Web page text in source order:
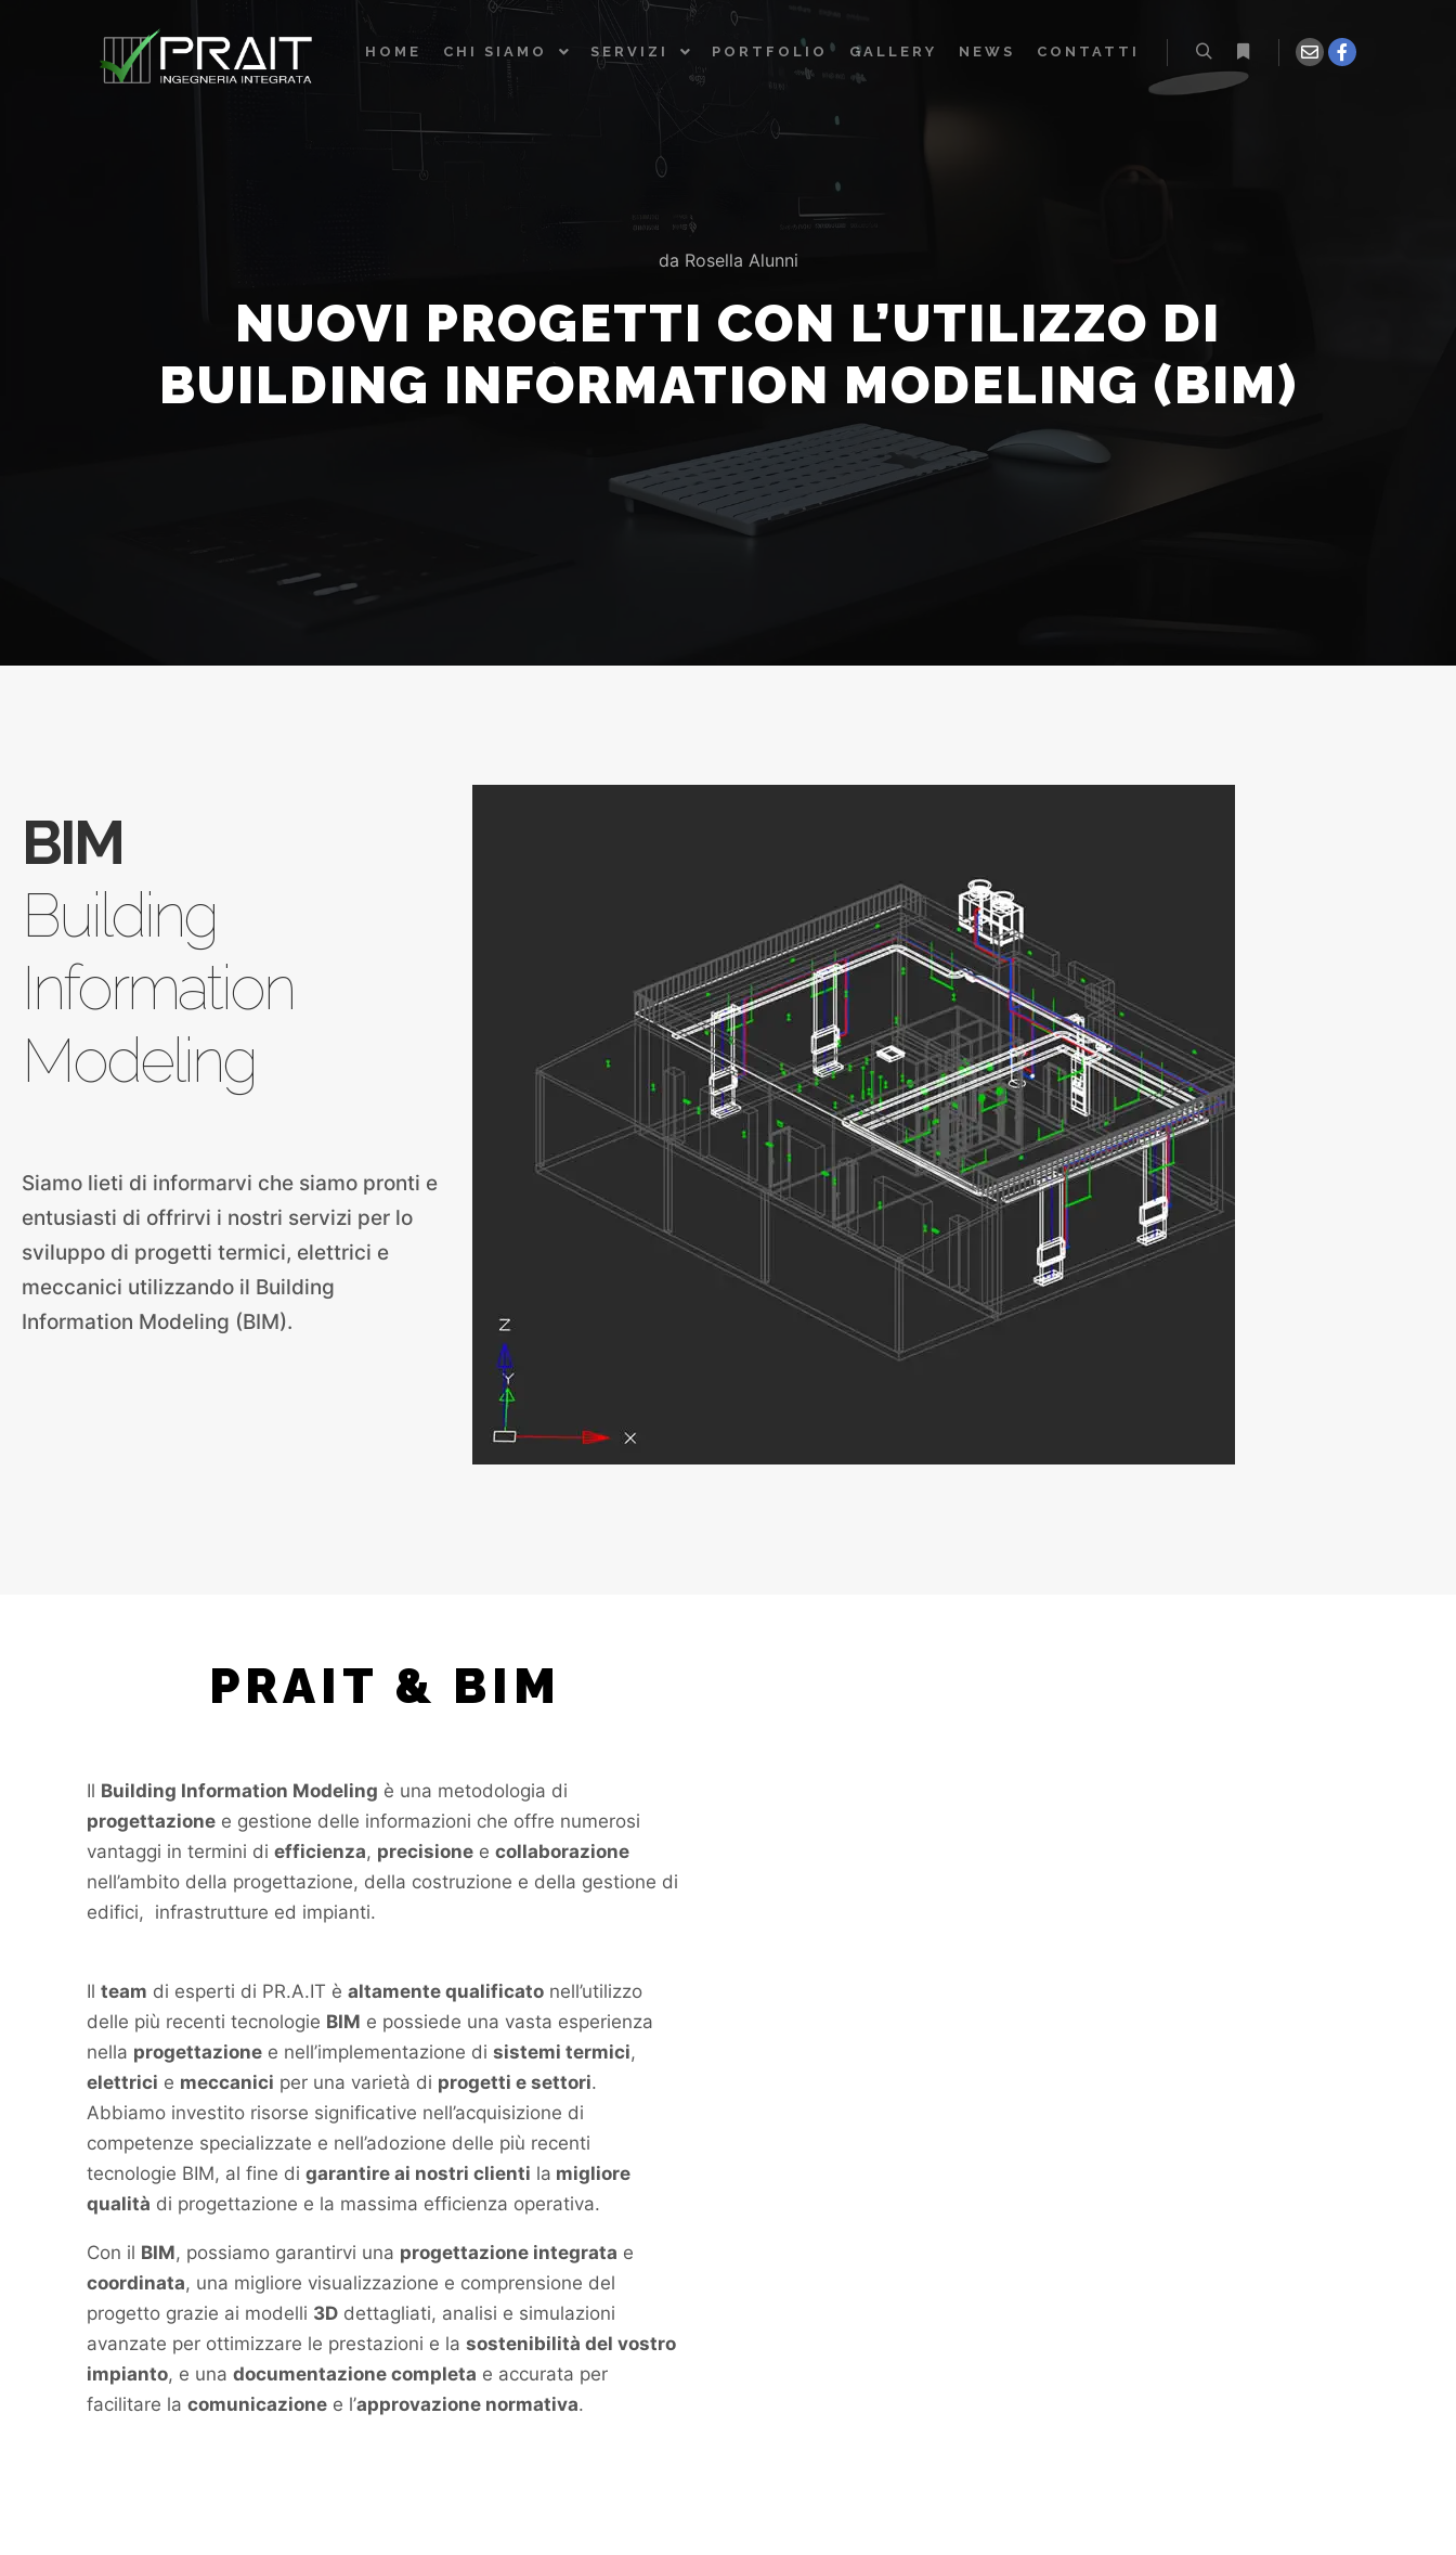
HOME CHI SIAMO SERVIZI PORTFOLIO GALLERY NEWS CONTATTI
da Rosella Alunni
NUOVI PROGETTI CON L’UTILIZZO DI
BUILDING INFORMATION MODELING (BIM)
BIM
Building
Information
Modeling
Siamo lieti di informarvi che siamo pronti e
entusiasti di offrirvi i nostri servizi per lo
sviluppo di progetti termici, elettrici e
meccanici utilizzando il Building
Information Modeling (BIM).
PRAIT & BIM
Il Building Information Modeling è una metodologia di
progettazione e gestione delle informazioni che offre numerosi
vantaggi in termini di efficienza, precisione e collaborazione
nell’ambito della progettazione, della costruzione e della gestione di
edifici, infrastrutture ed impianti.
Il team di esperti di PR.A.IT è altamente qualificato nell’utilizzo
delle più recenti tecnologie BIM e possiede una vasta esperienza
nella progettazione e nell’implementazione di sistemi termici,
elettrici e meccanici per una varietà di progetti e settori.
Abbiamo investito risorse significative nell’acquisizione di
competenze specializzate e nell’adozione delle più recenti
tecnologie BIM, al fine di garantire ai nostri clienti la migliore
qualità di progettazione e la massima efficienza operativa.
Con il BIM, possiamo garantirvi una progettazione integrata e
coordinata, una migliore visualizzazione e comprensione del
progetto grazie ai modelli 3D dettagliati, analisi e simulazioni
avanzate per ottimizzare le prestazioni e la sostenibilità del vostro
impianto, e una documentazione completa e accurata per
facilitare la comunicazione e l’approvazione normativa.